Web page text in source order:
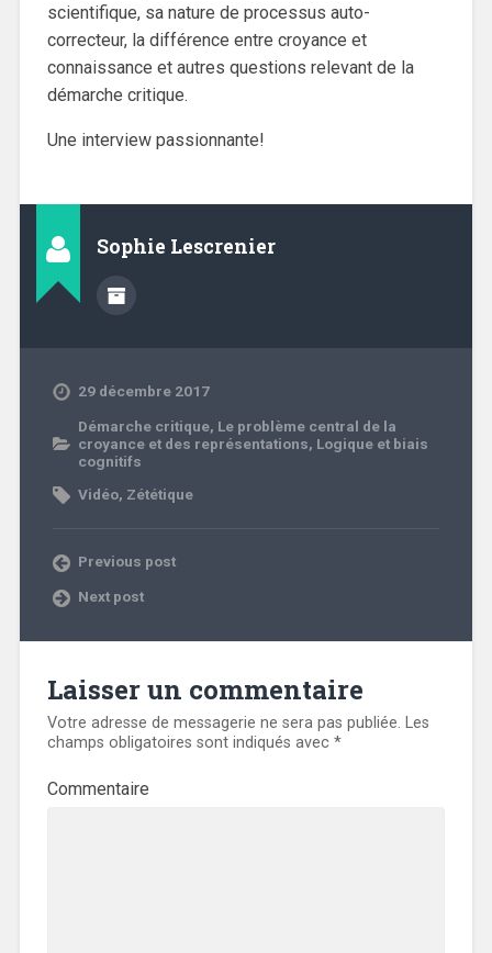
scientifique, sa nature de processus auto-
correcteur, la différence entre croyance et
connaissance et autres questions relevant de la
démarche critique.
Une interview passionnante!
Sophie Lescrenier
29 décembre 2017
Démarche critique, Le problème central de la
croyance et des représentations, Logique et biais
cognitifs
Vidéo, Zététique
Previous post
Next post
Laisser un commentaire
Votre adresse de messagerie ne sera pas publiée. Les
champs obligatoires sont indiqués avec *
Commentaire